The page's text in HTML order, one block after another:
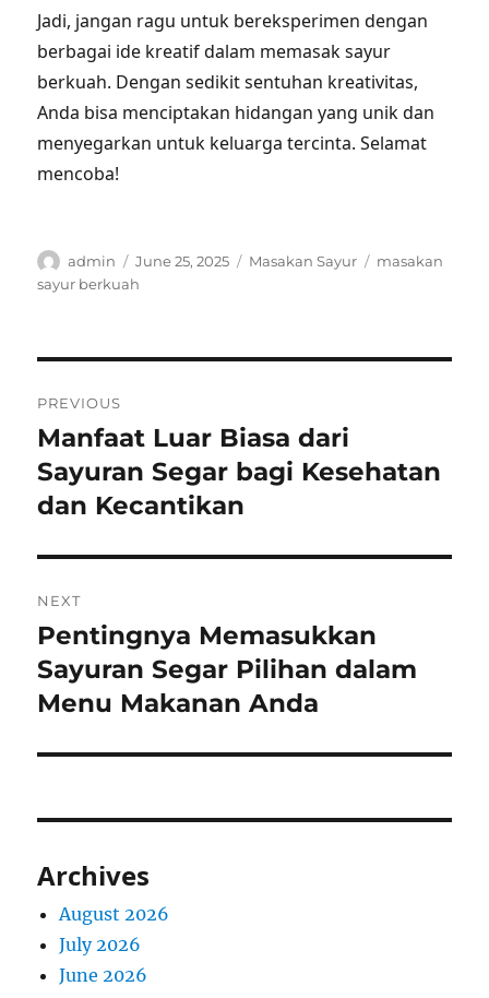
Jadi, jangan ragu untuk bereksperimen dengan
berbagai ide kreatif dalam memasak sayur
berkuah. Dengan sedikit sentuhan kreativitas,
Anda bisa menciptakan hidangan yang unik dan
menyegarkan untuk keluarga tercinta. Selamat
mencoba!
Author
admin
Posted
on
June 25, 2025 Categories
Masakan Sayur Tags
masakan
sayur berkuah
navigation
PREVIOUS
Previous
post:
Manfaat Luar Biasa dari
Sayuran Segar bagi Kesehatan
dan Kecantikan
NEXT
Next
post:
Pentingnya Memasukkan
Sayuran Segar Pilihan dalam
Menu Makanan Anda
Archives
August 2026
July 2026
June 2026